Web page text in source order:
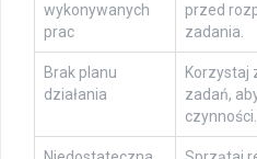
wykonywanych
prac
przed
zadania.
Brak planu
działania
Korzystaj
zadań,
czynności.